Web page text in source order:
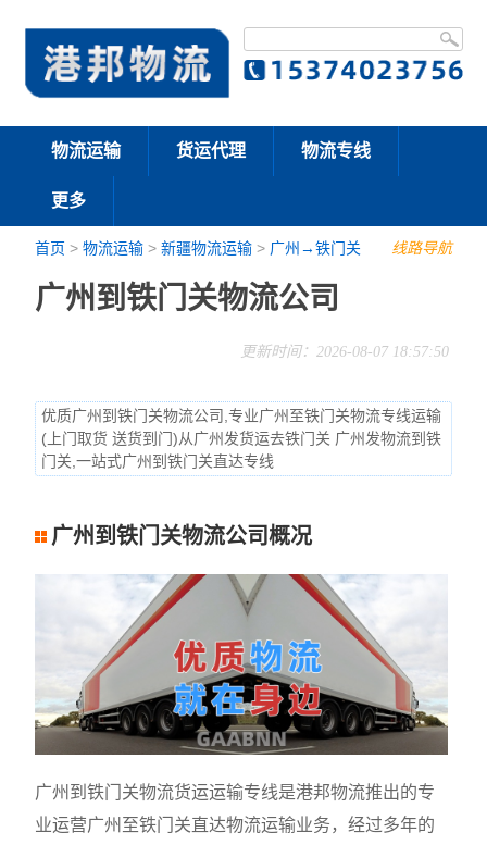
物流运输 货运代理 物流专线
更多
线路导航
首页 >物流运输 >新疆物流运输 > 广州→铁门关
广州到铁门关物流公司
更新时间：2026-08-07 18:57:50
优质广州到铁门关物流公司,专业广州至铁门关物流专线运输
(上门取货 送货到门)从广州发货运去铁门关 广州发物流到铁
门关,一站式广州到铁门关直达专线
广州到铁门关物流公司概况
广州到铁门关物流货运运输专线是港邦物流推出的专
业运营广州至铁门关直达物流运输业务，经过多年的